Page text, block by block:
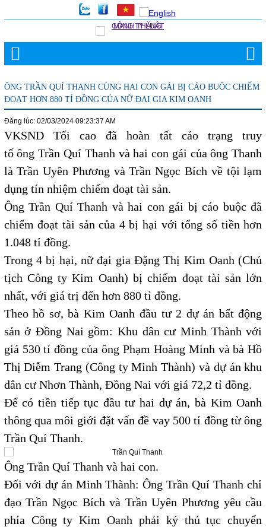
ÔNG TRẦN QUÍ THANH CÙNG HAI CON GÁI BỊ CÁO BUỘC CHIẾM
ĐOẠT HƠN 880 TỈ ĐỒNG CỦA NỮ ĐẠI GIA KIM OANH
Đăng lúc: 02/03/2024 09:23:37 AM
VKSND Tối cao đã hoàn tất cáo trạng truy
tố ông Trần Quí Thanh và hai con gái của ông Thanh
là Trần Uyên Phương và Trần Ngọc Bích về tội lạm
dụng tín nhiệm chiếm đoạt tài sản.
Ông Trần Quí Thanh và hai con gái bị cáo buộc đã
chiếm đoạt tài sản của 4 bị hại với tổng số tiền hơn
1.048 tỉ đồng.
Trong 4 bị hại, nữ đại gia Đặng Thị Kim Oanh (Chủ
tịch Công ty Kim Oanh) bị chiếm đoạt tài sản lớn
nhất, với giá trị đến hơn 880 tỉ đồng.
Theo hồ sơ, bà Kim Oanh đầu tư 2 dự án bất động
sản ở Đồng Nai gồm: Khu dân cư Minh Thành với
giá 530 tỉ đồng của ông Phạm Hoàng Minh và bà Hồ
Thị Diễm Trang (Công ty Minh Thành) và dự án khu
dân cư Nhơn Thành, Đồng Nai với giá 72,2 tỉ đồng.
Để có tiền tiếp tục đầu tư hai dự án, bà Kim Oanh
thông qua môi giới đặt vấn đề vay 500 tỉ đồng từ ông
Trần Quí Thanh.
Ông Trần Quí Thanh và hai con.
Đối với dự án Minh Thành: Ông Trần Quí Thanh chỉ
đạo Trần Ngọc Bích và Trần Uyên Phương yêu cầu
phía Công ty Kim Oanh phải ký thủ tục chuyển